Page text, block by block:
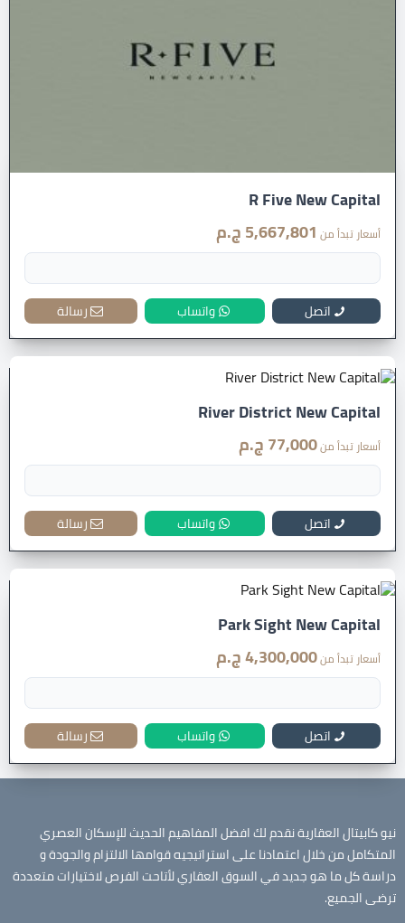
R Five New Capital
أسعار تبدأ من 5,667,801 ج.م
اتصل واتساب رسالة
River District New Capital
أسعار تبدأ من77,000 ج.م
اتصل واتساب رسالة
Park Sight New Capital
أسعار تبدأ من4,300,000 ج.م
اتصل واتساب رسالة
نيو كابيتال العقارية نقدم لك افضل المفاهيم الحديث للإسكان العصري
المتكامل من خلال اعتمادنا على استراتيجيه قوامها الالتزام والجودة و
دراسة كل ما هو جديد في السوق العقاري لأتاحت الفرص لاختيارات متعددة
ترضى الجميع.